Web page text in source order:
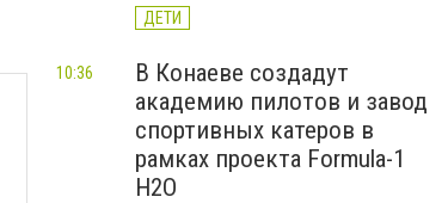
ДЕТИ
В Конаеве создадут
академию пилотов и завод
спортивных катеров в
рамках проекта Formula-1
H2O
10:36